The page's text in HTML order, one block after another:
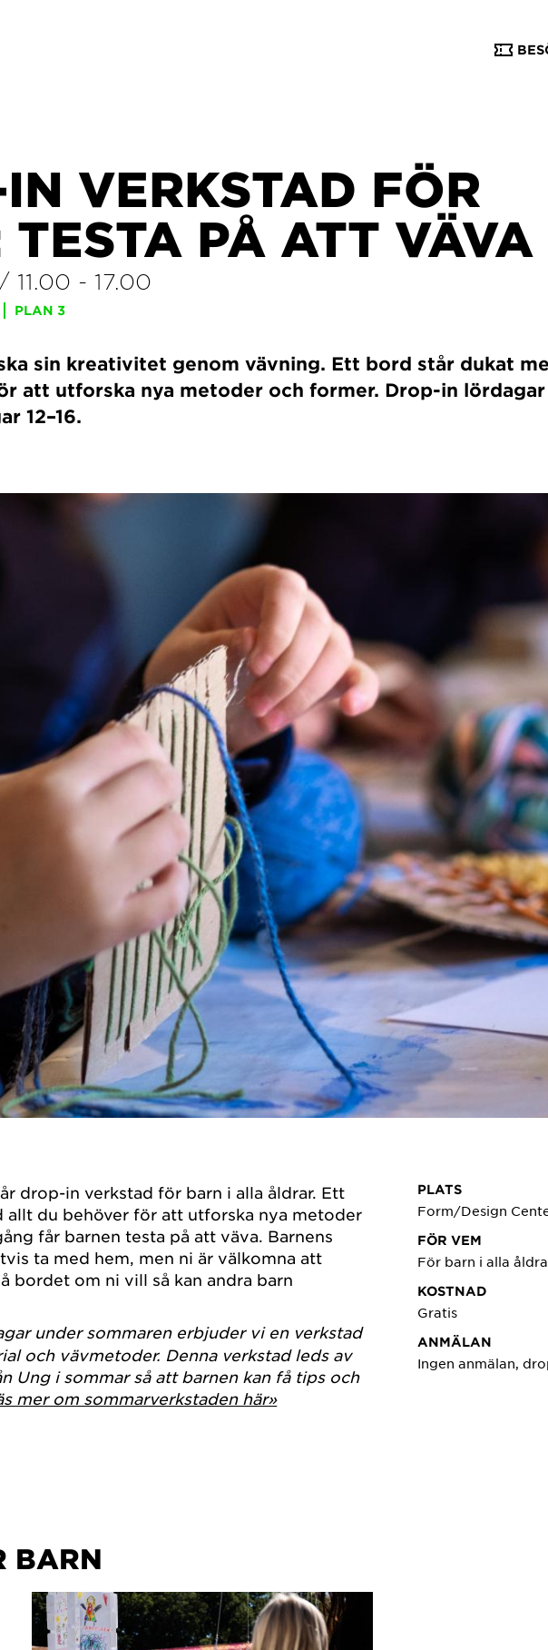
VERKSTAD FÖR
TESTA PÅ ATT VÄVA
/ 11.00 - 17.00
PLAN 3
sin kreativitet genom vävning. Ett bord står dukat
att utforska nya metoder och former. Drop-in lördagar
12–16.
drop-in verkstad för barn i alla åldrar. Ett
allt du behöver för att utforska nya metoder
får barnen testa på att väva. Barnens
ta med hem, men ni är välkomna att
bordet om ni vill så kan andra barn
under sommaren erbjuder vi en verkstad
och vävmetoder. Denna verkstad leds av
Ung i sommar så att barnen kan få tips och
mer om sommarverkstaden här»
PLATS
Form/Design
FÖR VEM
För barn i alla
KOSTNAD
Gratis
ANMÄLAN
Ingen anmälan,
BARN